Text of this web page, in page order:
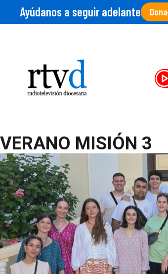
Ayúdanos a seguir adelante Dona
VERANO MISIÓN 3